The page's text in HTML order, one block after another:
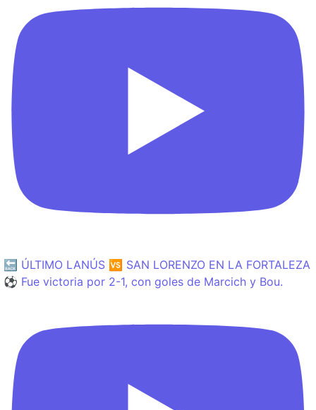
🔙 ÚLTIMO LANÚS 🆚 SAN LORENZO EN LA FORTALEZA
⚽️ Fue victoria por 2-1, con goles de Marcich y Bou.